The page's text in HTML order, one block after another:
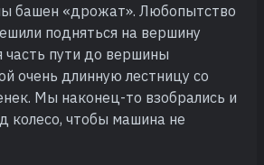
башен «дрожат». Любопытство
подняться на вершину
часть пути до вершины
очень длинную лестницу со
Мы наконец-то взобрались и
колесо, чтобы машина не